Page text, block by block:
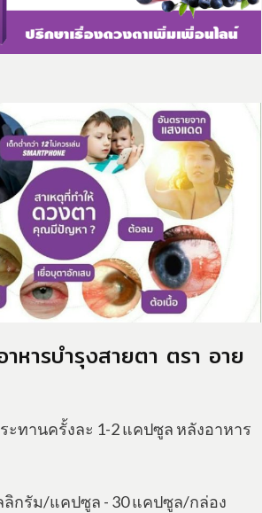
หารบำรุงสายตา ตรา อาย
ะทานครั้งละ 1-2 แคปซูล หลังอาหาร
ลิกรัม/แคปซูล - 30 แคปซูล/กล่อง